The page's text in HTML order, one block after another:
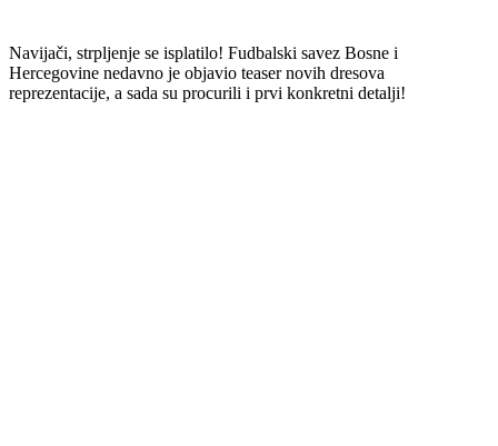
Navijači, strpljenje se isplatilo! Fudbalski savez Bosne i
Hercegovine nedavno je objavio teaser novih dresova
reprezentacije, a sada su procurili i prvi konkretni detalji!